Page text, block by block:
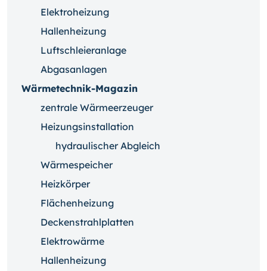
Elektroheizung
Hallenheizung
Luftschleieranlage
Abgasanlagen
Wärmetechnik-Magazin
zentrale Wärmeerzeuger
Heizungsinstallation
hydraulischer Abgleich
Wärmespeicher
Heizkörper
Flächenheizung
Deckenstrahlplatten
Elektrowärme
Hallenheizung